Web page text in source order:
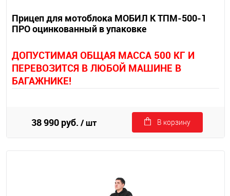
Прицеп для мотоблока МОБИЛ К ТПМ-500-1
ПРО оцинкованный в упаковке
ДОПУСТИМАЯ ОБЩАЯ МАССА 500 КГ И
ПЕРЕВОЗИТСЯ В ЛЮБОЙ МАШИНЕ В
БАГАЖНИКЕ!
38 990 руб. / шт В корзину